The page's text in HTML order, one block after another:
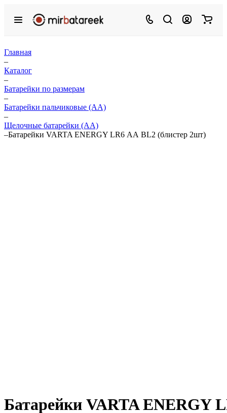
Главная
–
Каталог
–
Батарейки по размерам
–
Батарейки пальчиковые (АА)
–
Щелочные батарейки (АА)
–Батарейки VARTA ENERGY LR6 АА BL2 (блистер 2шт)
Батарейки VARTA ENERGY